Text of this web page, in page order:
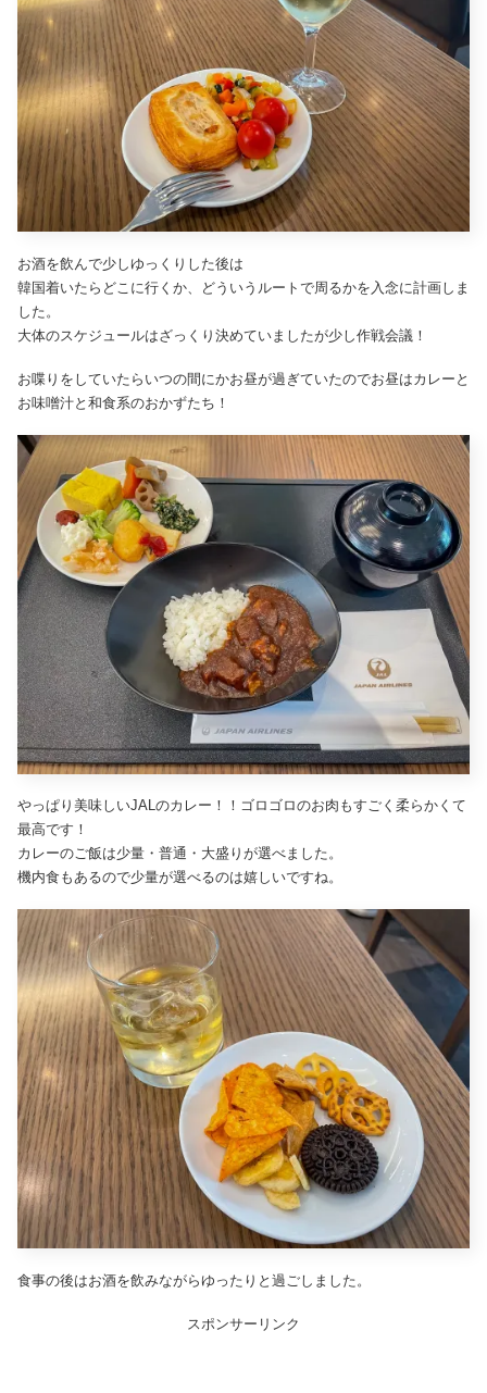
お酒を飲んで少しゆっくりした後は
韓国着いたらどこに行くか、どういうルートで周るかを入念に計画しま
した。
大体のスケジュールはざっくり決めていましたが少し作戦会議！
お喋りをしていたらいつの間にかお昼が過ぎていたのでお昼はカレーと
お味噌汁と和食系のおかずたち！
やっぱり美味しいJALのカレー！！ゴロゴロのお肉もすごく柔らかくて
最高です！
カレーのご飯は少量・普通・大盛りが選べました。
機内食もあるので少量が選べるのは嬉しいですね。
食事の後はお酒を飲みながらゆったりと過ごしました。
スポンサーリンク